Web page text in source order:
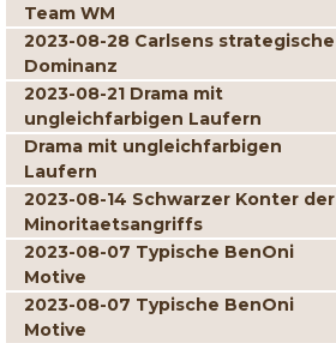
Team WM
2023-08-28 Carlsens strategische
Dominanz
2023-08-21 Drama mit
ungleichfarbigen Laufern
Drama mit ungleichfarbigen
Laufern
2023-08-14 Schwarzer Konter der
Minoritaetsangriffs
2023-08-07 Typische BenOni
Motive
2023-08-07 Typische BenOni
Motive